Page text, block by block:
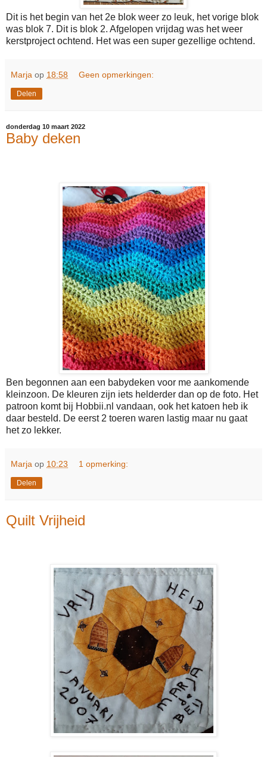
Dit is het begin van het 2e blok weer zo leuk, het vorige blok
was blok 7. Dit is blok 2. Afgelopen vrijdag was het weer
kerstproject ochtend. Het was een super gezellige ochtend.
Marja op 18:58 Geen opmerkingen:
Delen
donderdag 10 maart 2022
Baby deken
Ben begonnen aan een babydeken voor me aankomende
kleinzoon. De kleuren zijn iets helderder dan op de foto. Het
patroon komt bij Hobbii.nl vandaan, ook het katoen heb ik
daar besteld. De eerst 2 toeren waren lastig maar nu gaat
het zo lekker.
Marja op 10:23 1 opmerking:
Delen
Quilt Vrijheid